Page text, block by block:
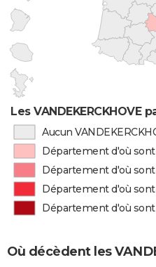
Les VANDEKERCKHOVE
Aucun
Département d'où sont
Département d'où sont
Département d'où
Département d'où
Où décèdent les